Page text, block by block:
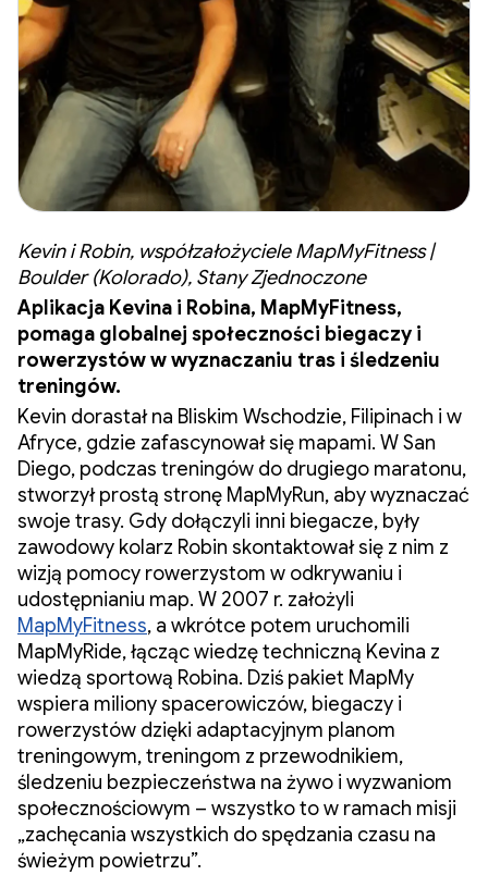
Kevin i Robin, współzałożyciele MapMyFitness |
Boulder (Kolorado), Stany Zjednoczone
Aplikacja Kevina i Robina, MapMyFitness,
pomaga globalnej społeczności biegaczy i
rowerzystów w wyznaczaniu tras i śledzeniu
treningów.
Kevin dorastał na Bliskim Wschodzie, Filipinach i w
Afryce, gdzie zafascynował się mapami. W San
Diego, podczas treningów do drugiego maratonu,
stworzył prostą stronę MapMyRun, aby wyznaczać
swoje trasy. Gdy dołączyli inni biegacze, były
zawodowy kolarz Robin skontaktował się z nim z
wizją pomocy rowerzystom w odkrywaniu i
udostępnianiu map. W 2007 r. założyli
MapMyFitness, a wkrótce potem uruchomili
MapMyRide, łącząc wiedzę techniczną Kevina z
wiedzą sportową Robina. Dziś pakiet MapMy
wspiera miliony spacerowiczów, biegaczy i
rowerzystów dzięki adaptacyjnym planom
treningowym, treningom z przewodnikiem,
śledzeniu bezpieczeństwa na żywo i wyzwaniom
społecznościowym – wszystko to w ramach misji
„zachęcania wszystkich do spędzania czasu na
świeżym powietrzu”.